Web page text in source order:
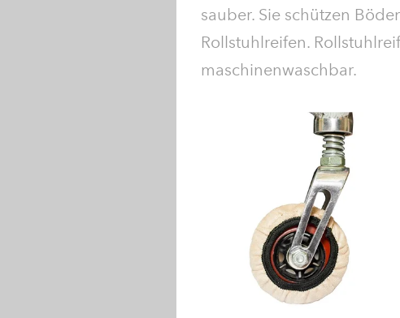
sauber. Sie schützen
Rollstuhlreifen.
maschinenwaschbar.